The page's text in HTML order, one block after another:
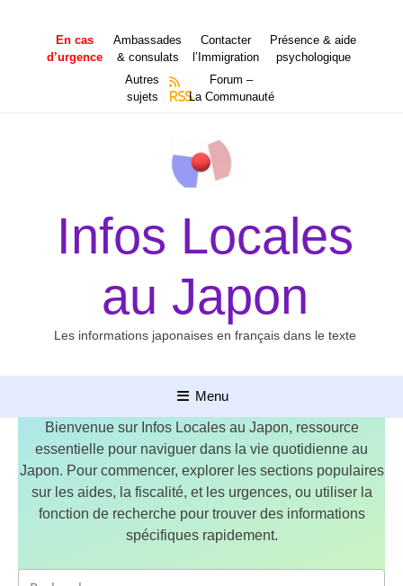
contenu
En cas
d’urgence
Ambassades
& consulats
Contacter
l’Immigration
Présence & aide
psychologique
Autres
sujets
RSS
Forum –
La Communauté
Infos Locales
au Japon
Les informations japonaises en français dans le texte
Menu
Bienvenue sur Infos Locales au Japon, ressource
essentielle pour naviguer dans la vie quotidienne au
Japon. Pour commencer, explorer les sections populaires
sur les aides, la fiscalité, et les urgences, ou utiliser la
fonction de recherche pour trouver des informations
spécifiques rapidement.